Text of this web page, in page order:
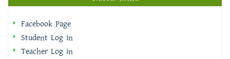
Facebook Page
Student Log in
Teacher Log in